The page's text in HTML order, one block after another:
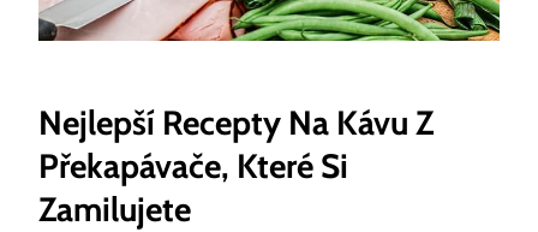
Nejlepší Recepty Na Kávu Z
Překapávače, Které Si
Zamilujete